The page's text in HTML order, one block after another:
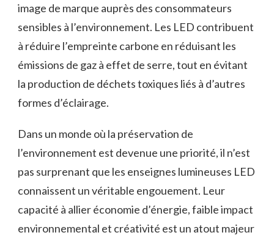
image de marque auprès des consommateurs
sensibles à l’environnement. Les LED contribuent
à réduire l’empreinte carbone en ‍réduisant les
émissions de gaz à effet de serre, tout en évitant
‍la production de déchets toxiques liés⁢ à⁣ d’autres
formes d’éclairage.
Dans un monde où la ‌préservation⁤ de
l’environnement est devenue une priorité, il n’est
⁣pas surprenant que les enseignes lumineuses LED
connaissent un véritable‍ engouement. Leur
capacité à allier économie d’énergie, faible impact
environnemental et créativité est un ⁣atout majeur